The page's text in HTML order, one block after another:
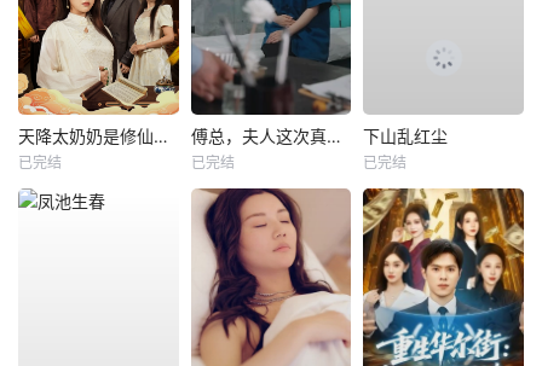
天降太奶奶是修仙老祖
已完结
傅总，夫人这次真的死了
已完结
下山乱红尘
已完结